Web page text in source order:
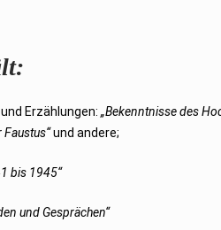
Erzählungen:„Bekenntnisse des
Faustus“und andere;
bis 1945“
und Gesprächen“